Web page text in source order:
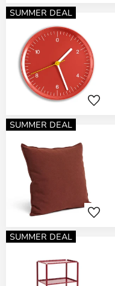
SUMMER DEAL
SUMMER DEAL
SUMMER DEAL